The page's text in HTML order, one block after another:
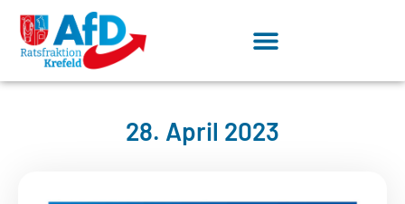
28. April 2023